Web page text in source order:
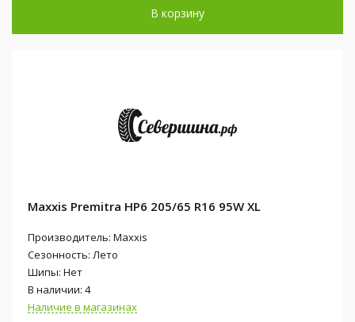
В корзину
Maxxis Premitra HP6 205/65 R16 95W XL
Производитель: Maxxis
Сезонность: Лето
Шипы: Нет
В наличии: 4
Наличие в магазинах